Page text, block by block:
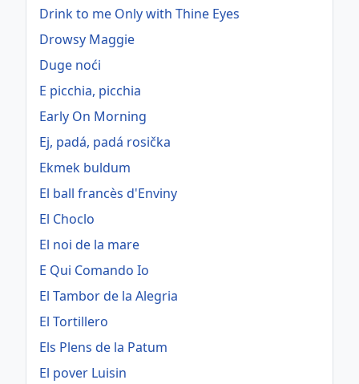
Drink to me Only with Thine Eyes
Drowsy Maggie
Duge noći
E picchia, picchia
Early On Morning
Ej, padá, padá rosička
Ekmek buldum
El ball francès d'Enviny
El Choclo
El noi de la mare
E Qui Comando Io
El Tambor de la Alegria
El Tortillero
Els Plens de la Patum
El pover Luisin